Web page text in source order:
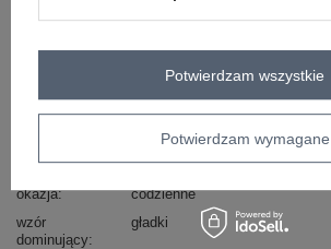
IT-SP-FL10309.60
spodnie spadochronowe
styl
casual
okazja
codzienne
wzór
dominujący
gładki
Potwierdzam wymagane
Potwierdzam wszystkie